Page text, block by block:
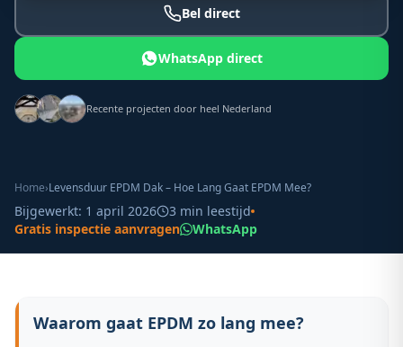
Bel direct
WhatsApp direct
Recente projecten door heel Nederland
Home›Levensduur EPDM Dak – Hoe Lang Gaat EPDM Mee?
Bijgewerkt: 1 april 2026 3 min leestijd
Gratis inspectie aanvragen
WhatsApp
Waarom gaat EPDM zo lang mee?